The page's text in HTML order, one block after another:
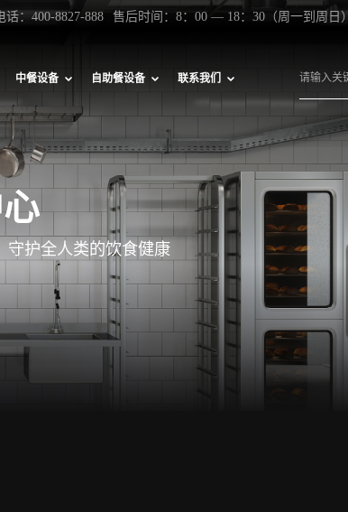
话：400-8827-888 售后时间：8：00 — 18：30（周一到周日）
中餐设备 自助餐设备 联系我们
守护全人类的饮食健康